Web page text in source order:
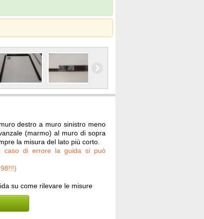
destro a muro sinistro meno
(marmo) al muro di sopra
la misura del lato più corto.
caso di errore la guida si può
su come rilevare le misure